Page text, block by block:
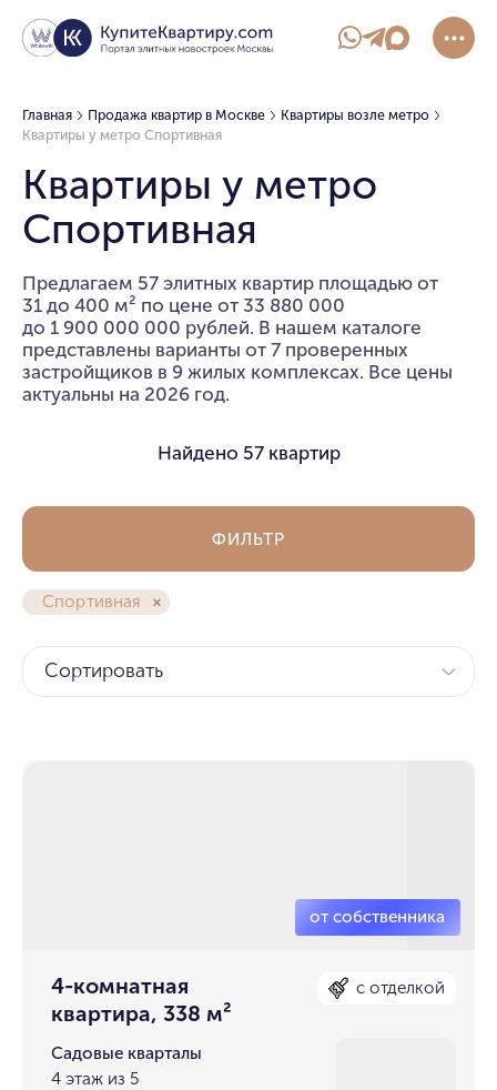
Главная Продажа квартир в Москве
Квартиры возле метро
Квартиры у метро Спортивная
Квартиры у метро
Спортивная
Предлагаем 57 элитных квартир площадью от
31 до 400 м² по цене от 33 880 000
до 1 900 000 000 рублей. В нашем каталоге
представлены варианты от 7 проверенных
застройщиков в 9 жилых комплексах. Все цены
актуальны на 2026 год.
Найдено 57 квартир
Спортивная
ФИЛЬТР
Сортировать
4-комнатная
квартира, 338 м²
с отделкой
Садовые кварталы
4 этаж из 5